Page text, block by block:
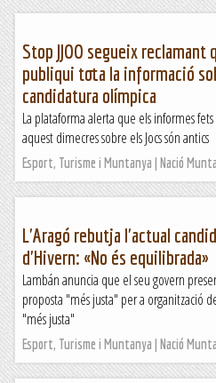
Stop JJOO segueix reclamant
publiqui tota la informació
candidatura olímpica
La plataforma alerta que els informes
aquest dimecres sobre els Jocs són antics
Esport, Turisme i Muntanya | Nació
L'Aragó rebutja l'actual
d'Hivern: «No és equilibrada»
Lambán anuncia que el seu govern
proposta "més justa" per a organització
"més justa"
Esport, Turisme i Muntanya | Nació